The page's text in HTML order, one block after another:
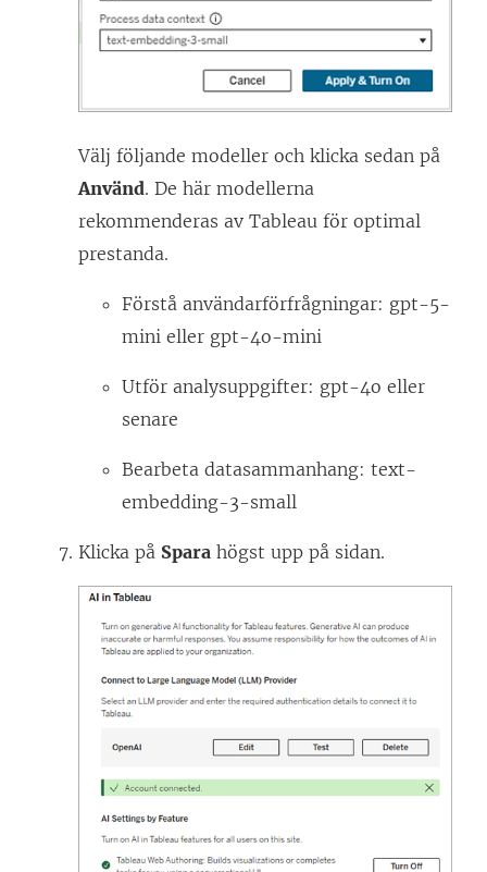
Välj följande modeller och klicka sedan på
Använd. De här modellerna
rekommenderas av Tableau för optimal
prestanda.
Förstå användarförfrågningar: gpt-5-
mini eller gpt-4o-mini
Utför analysuppgifter: gpt-4o eller
senare
Bearbeta datasammanhang: text-
embedding-3-small
Klicka på Spara högst upp på sidan.